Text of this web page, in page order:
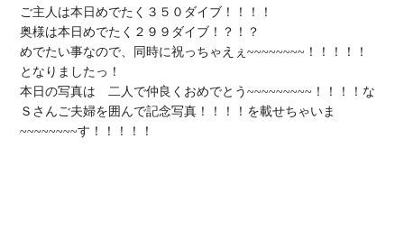
ご主人は本日めでたく３５０ダイブ！！！！
奥様は本日めでたく２９９ダイブ！？！？
めでたい事なので、同時に祝っちゃえぇ~~~~~~~~！！！！！
となりましたっ！
本日の写真は　二人で仲良くおめでとう~~~~~~~~~！！！！な
Ｓさんご夫婦を囲んで記念写真！！！！を載せちゃいま
~~~~~~~~す！！！！！